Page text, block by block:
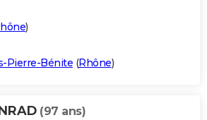
)
Pierre-Bénite (Rhône)
(97 ans)